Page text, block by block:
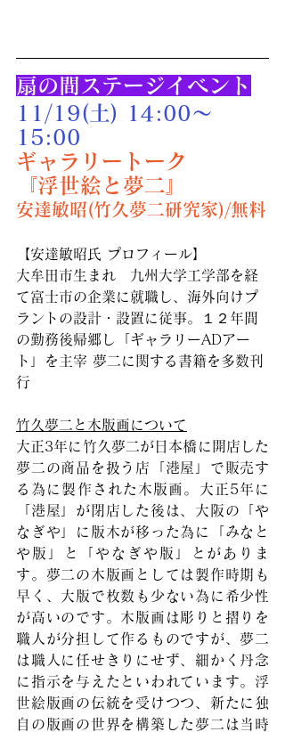
扇の間ステージイベント
11/19(土) 14:00〜
15:00
ギャラリートーク
『浮世絵と夢二』
安達敏昭(竹久夢二研究家)/無料
【安達敏昭氏 プロフィール】
大牟田市生まれ　九州大学工学部を経
て富士市の企業に就職し、海外向けプ
ラントの設計・設置に従事。１２年間
の勤務後帰郷し「ギャラリーADアー
ト」を主宰 夢二に関する書籍を多数刊
行
竹久夢二と木版画について
大正3年に竹久夢二が日本橋に開店した
夢二の商品を扱う店「港屋」で販売す
る為に製作された木版画。大正5年に
「港屋」が閉店した後は、大阪の「や
なぎや」に版木が移った為に「みなと
や版」と「やなぎや版」とがありま
す。夢二の木版画としては製作時期も
早く、大版で枚数も少ない為に希少性
が高いのです。木版画は彫りと摺りを
職人が分担して作るものですが、夢二
は職人に任せきりにせず、細かく丹念
に指示を与えたといわれています。浮
世絵版画の伝統を受けつつ、新たに独
自の版画の世界を構築した夢二は当時